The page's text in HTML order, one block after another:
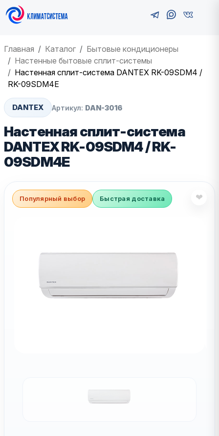
Главная Каталог
Бытовые кондиционеры
Настенные бытовые сплит-системы
Настенная сплит-система DANTEX RK-09SDM4 /
RK-09SDM4E
DANTEX Артикул: DAN-3016
Настенная сплит-система
DANTEX RK-09SDM4 / RK-
09SDM4E
Популярный выбор Быстрая доставка ❤